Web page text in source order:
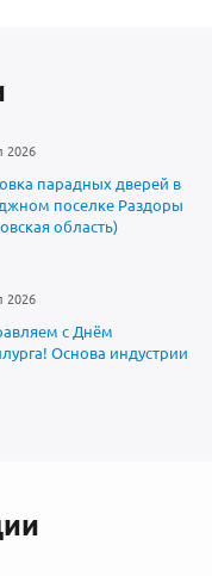
2026
парадных дверей в
поселке Раздоры
область)
2026
с Днём
Основа индустрии